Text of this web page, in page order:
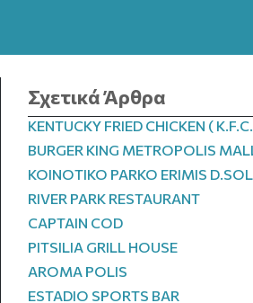
Σχετικά Άρθρα
KENTUCKY FRIED CHICKEN (
BURGER KING METROPOLIS
KOINOTIKO PARKO ERIMIS
RIVER PARK RESTAURANT
CAPTAIN COD
PITSILIA GRILL HOUSE
AROMA POLIS
ESTADIO SPORTS BAR